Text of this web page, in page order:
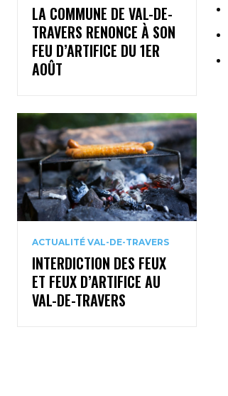
LA COMMUNE DE VAL-DE-
TRAVERS RENONCE À SON
FEU D’ARTIFICE DU 1ER
AOÛT
ACTUALITÉ VAL-DE-TRAVERS
INTERDICTION DES FEUX
ET FEUX D’ARTIFICE AU
VAL-DE-TRAVERS